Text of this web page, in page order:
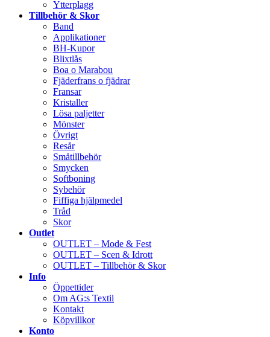
Ytterplagg
Tillbehör & Skor
Band
Applikationer
BH-Kupor
Blixtlås
Boa o Marabou
Fjäderfrans o fjädrar
Fransar
Kristaller
Lösa paljetter
Mönster
Övrigt
Resår
Småtillbehör
Smycken
Softboning
Sybehör
Fiffiga hjälpmedel
Tråd
Skor
Outlet
OUTLET – Mode & Fest
OUTLET – Scen & Idrott
OUTLET – Tillbehör & Skor
Info
Öppettider
Om AG:s Textil
Kontakt
Köpvillkor
Konto